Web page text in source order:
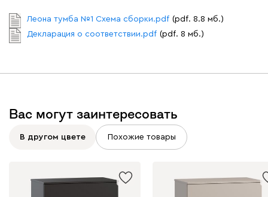
Леона тумба №1 Схема сборки.pdf (pdf. 8.8 мб.)
Декларация о соответствии.pdf (pdf. 8 мб.)
Вас могут заинтересовать
В другом цвете Похожие товары